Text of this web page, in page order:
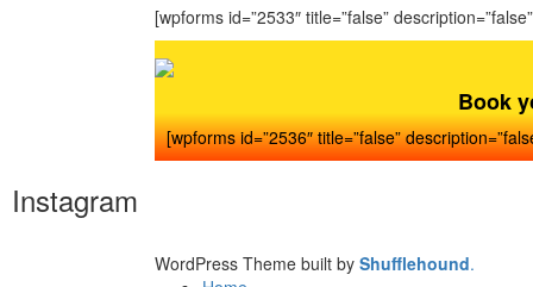
[wpforms id=”2533″ title=”false”
Book
[wpforms id=”2536″ title=”false”
Instagram
WordPress Theme built by Shufflehound.